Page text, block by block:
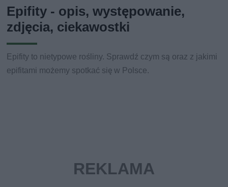
Epifity - opis, występowanie,
zdjęcia, ciekawostki
Epifity to nietypowe rośliny. Sprawdź czym są oraz z jakimi
epifitami możemy spotkać się w Polsce.